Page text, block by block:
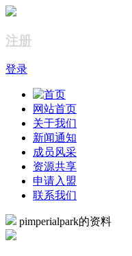
注册
登录
网站首页
关于我们
新闻通知
成员风采
资源共享
申请入盟
联系我们
pimperialpark的资料